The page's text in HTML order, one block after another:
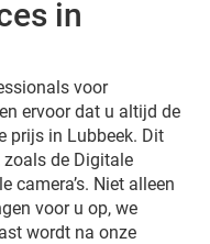
in
voor
ervoor dat u altijd de
prijs in Lubbeek. Dit
de Digitale
camera’s. Niet alleen
voor u op, we
wordt na onze